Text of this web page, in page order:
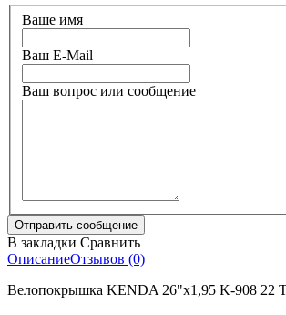
Ваше имя
Ваш E-Mail
Ваш вопрос или сообщение
В закладки Сравнить
ОписаниеОтзывов (0)
Велопокрышка KENDA 26"х1,95 K-908 22